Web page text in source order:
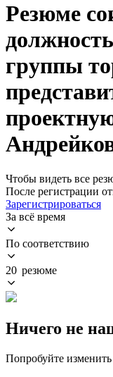
Резюме
группы
Чтобы видеть все
После регистрации
Зарегистрироваться
За всё время
По соответствию
20 резюме
Ничего не
Попробуйте